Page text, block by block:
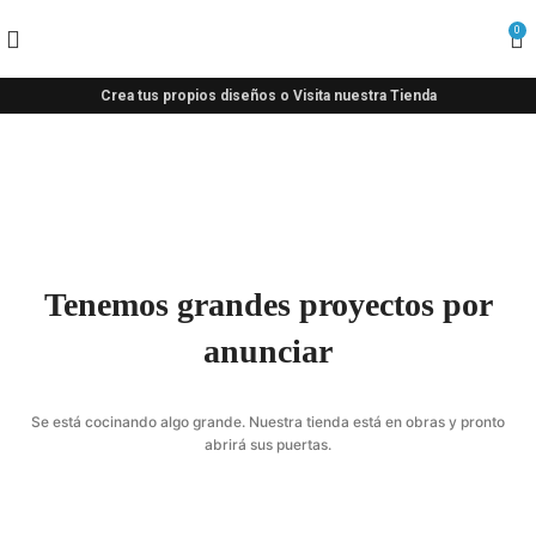
0
Crea tus propios diseños o Visita nuestra Tienda
Tenemos grandes proyectos por
anunciar
Se está cocinando algo grande. Nuestra tienda está en obras y pronto
abrirá sus puertas.